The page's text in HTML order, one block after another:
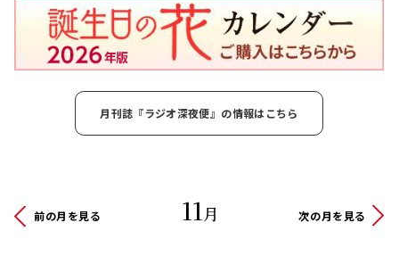
月刊誌『ラジオ深夜便』の情報はこちら
前の月を見る 11 月 次の月を見る